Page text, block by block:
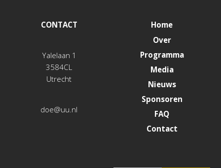
CONTACT
Yalelaan 1
3584CL
Utrecht
doe@uu.nl
Home
Over
Programma
Media
Nieuws
Sponsoren
FAQ
Contact